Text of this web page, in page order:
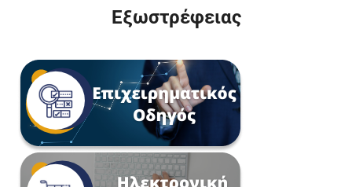
Εξωστρέφειας